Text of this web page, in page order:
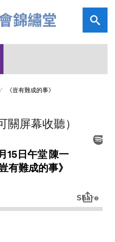
《豈有難成的事》
屏幕收聽）